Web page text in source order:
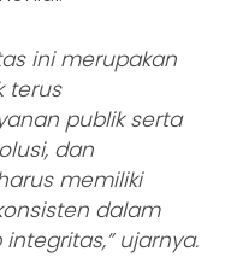
ini merupakan
terus
publik serta
dan
memiliki
dalam
ujarnya.